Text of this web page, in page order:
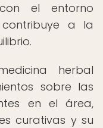
el entorno
a la
herbal
sobre las
en el área,
curativas y su